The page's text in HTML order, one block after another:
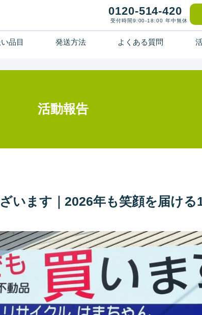
取り扱い品目
発送方法
会社概要
0120-514-420
受付時間9:00-18:00 年中無休
品目 発送方法 よくある質問
活動報告
います｜2026年も笑顔を届ける